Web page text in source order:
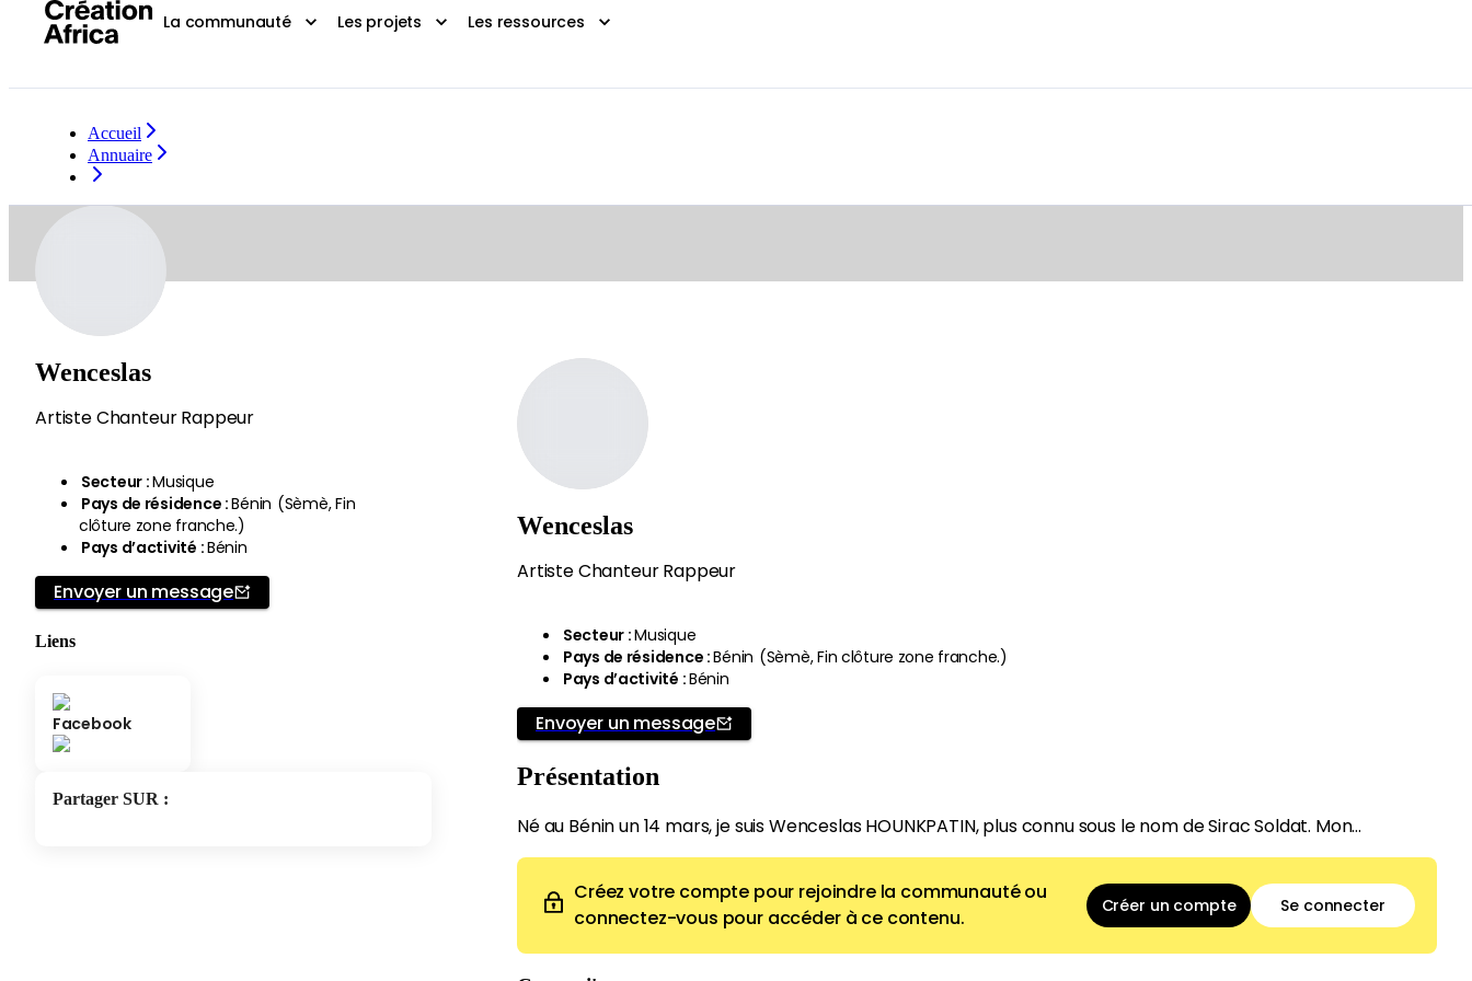
La communauté Les projets Les ressources
Accueil
Annuaire
Wenceslas
Artiste Chanteur Rappeur
Secteur :Musique
Pays de résidence :Bénin (Sèmè, Fin
clôture zone franche.)
Pays d’activité :Bénin
Envoyer un message
Liens
Facebook
Partager SUR :
Wenceslas
Artiste Chanteur Rappeur
Secteur :Musique
Pays de résidence :Bénin (Sèmè, Fin clôture zone franche.)
Pays d’activité :Bénin
Envoyer un message
Présentation
Né au Bénin un 14 mars, je suis Wenceslas HOUNKPATIN, plus connu sous le nom de Sirac Soldat. Mon...
Créez votre compte pour rejoindre la communauté ou
connectez-vous pour accéder à ce contenu.
Créer un compte Se connecter